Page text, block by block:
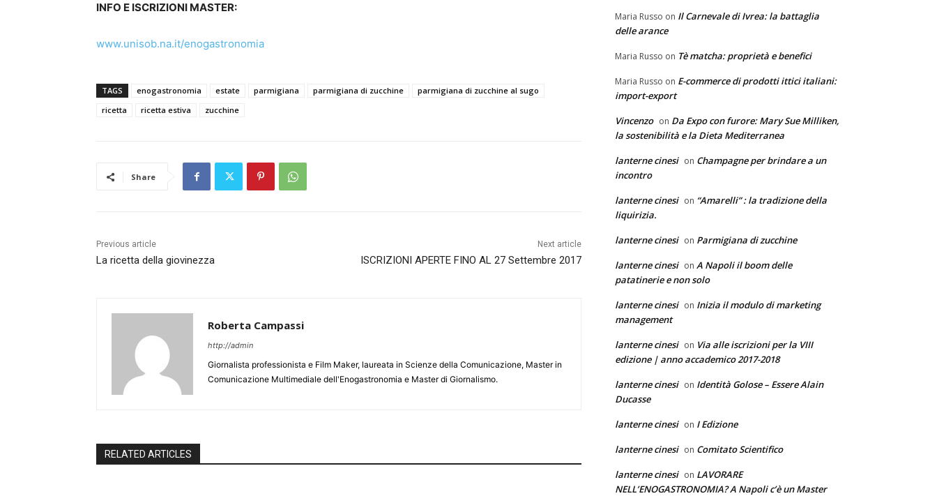
INFO E ISCRIZIONI MASTER:
www.unisob.na.it/enogastronomia
TAGS enogastronomia estate parmigiana parmigiana di zucchine
parmigiana di zucchine al sugo
ricetta
ricetta estiva zucchine
Share
Previous article
La ricetta della giovinezza
Next article
ISCRIZIONI APERTE FINO AL 27 Settembre 2017
Roberta Campassi
http://admin
Giornalista professionista e Film Maker, laureata in Scienze della Comunicazione, Master in
Comunicazione Multimediale dell'Enogastronomia e Master di Giornalismo.
RELATED ARTICLES
Maria Russo on Il Carnevale di Ivrea: la battaglia
delle arance
Maria Russo on Tè matcha: proprietà e benefici
Maria Russo on E-commerce di prodotti ittici italiani:
import-export
Vincenzo on Da Expo con furore: Mary Sue Milliken,
la sostenibilità e la Dieta Mediterranea
lanterne cinesi on Champagne per brindare a un
incontro
lanterne cinesi on “Amarelli” : la tradizione della
liquirizia.
lanterne cinesi on Parmigiana di zucchine
lanterne cinesi on A Napoli il boom delle
patatinerie e non solo
lanterne cinesi on Inizia il modulo di marketing
management
lanterne cinesi on Via alle iscrizioni per la VIII
edizione | anno accademico 2017-2018
lanterne cinesi on Identità Golose – Essere Alain
Ducasse
lanterne cinesi on I Edizione
lanterne cinesi on Comitato Scientifico
lanterne cinesi on LAVORARE
NELL’ENOGASTRONOMIA? A Napoli c’è un Master